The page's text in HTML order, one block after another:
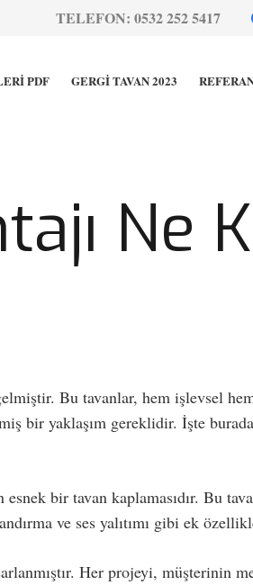
TELEFON: 0532 252 5417
PDF GERGİ TAVAN 2023
Ne
Bu tavanlar, hem işlevsel
bir yaklaşım gereklidir. İşte
bir tavan kaplamasıdır. Bu
ve ses yalıtımı gibi ek
Her projeyi, müşterinin